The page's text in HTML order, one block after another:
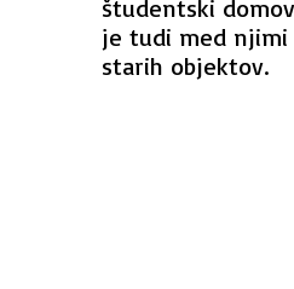
študentski
je tudi med njimi
starih objektov.